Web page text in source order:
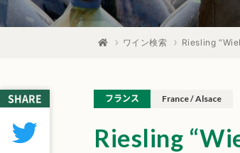
ワイン検索 Riesling
SHARE
Riesling
フランス France / Alsace